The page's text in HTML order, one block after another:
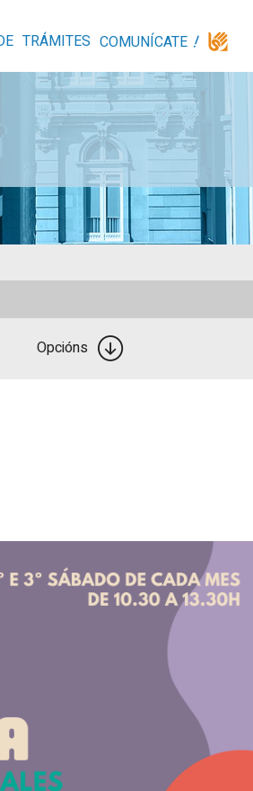
TRÁMITES COMUNÍCATE
Opcións